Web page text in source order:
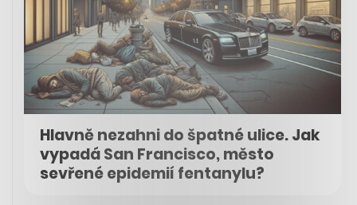
Hlavně nezahni do špatné ulice. Jak
vypadá San Francisco, město
sevřené epidemií fentanylu?